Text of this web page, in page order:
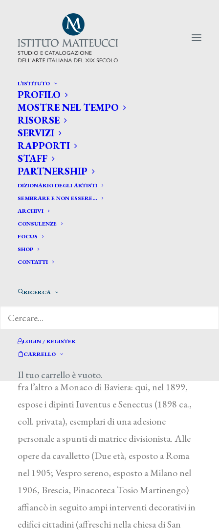
L’ISTITUTO
PROFILO
MOSTRE NEL TEMPO
RISORSE
SERVIZI
RAPPORTI
STAFF
PARTNERSHIP
DIZIONARIO DEGLI ARTISTI
SEMBRARE E NON ESSERE…
ARCHIVI
CONSULENZE
FOCUS
SHOP
CONTATTI
RICERCA
LOGIN / REGISTER
CARRELLO
Il tuo carrello è vuoto.
CERCA TRA GLI ARTISTI:
Search
for:
Ronchi Giuseppe *
RONCHI GIUSEPPE
Brescia 1873 – 1951
Arricchì la propria formazione da autodidatta
con numerosi viaggi di studio, che lo portarono
fra l’altro a Monaco di Baviera: qui, nel 1899,
espose i dipinti Iuventus e Senectus (1898 ca.,
coll. privata), esemplari di una adesione
personale a spunti di matrice divisionista. Alle
opere da cavalletto (Due età, esposto a Roma
nel 1905; Vespro sereno, esposto a Milano nel
1906, Brescia, Pinacoteca Tosio Martinengo)
affiancò in seguito ampi interventi decorativi in
edifici cittadini (affreschi nella chiesa di San